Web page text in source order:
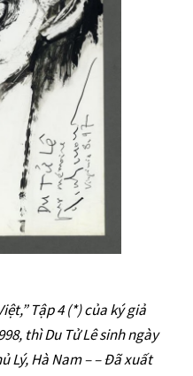
Tập 4 (*) của ký giả
thì Du Tử Lê sinh ngày
Lý, Hà Nam – – Đã xuất